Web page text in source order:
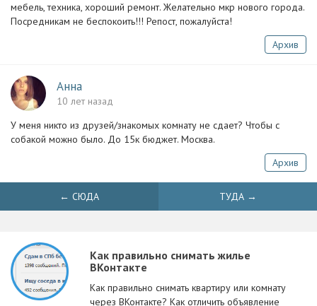
мебель, техника, хороший ремонт. Желательно мкр нового города.
Посредникам не беспокоить!!! Репост, пожалуйста!
Архив
Анна
10 лет назад
У меня никто из друзей/знакомых комнату не сдает? Чтобы с
собакой можно было. До 15к бюджет. Москва.
Архив
← СЮДА ТУДА →
Как правильно снимать жилье
ВКонтакте
Как правильно снимать квартиру или комнату
через ВКонтакте? Как отличить объявление